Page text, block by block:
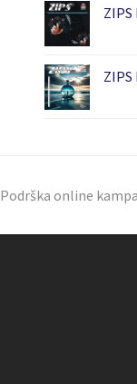
ZIPS
ZIPS
Podrška online